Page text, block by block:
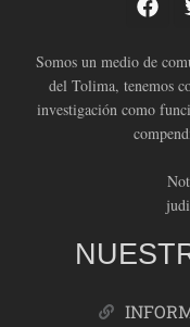
Somos un medio de
del Tolima, tenemos
investigación como